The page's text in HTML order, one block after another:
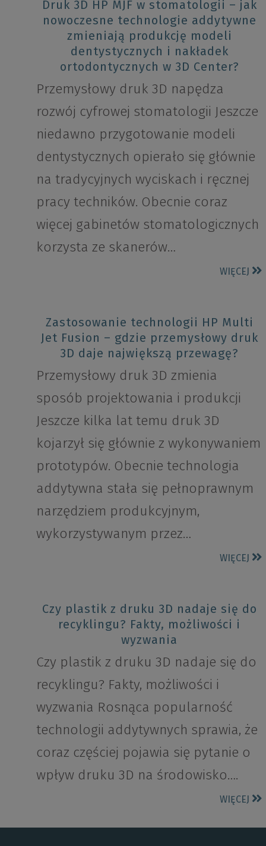
Druk 3D HP MJF w stomatologii – jak
nowoczesne technologie addytywne
zmieniają produkcję modeli
dentystycznych i nakładek
ortodontycznych w 3D Center?
Przemysłowy druk 3D napędza
rozwój cyfrowej stomatologii Jeszcze
niedawno przygotowanie modeli
dentystycznych opierało się głównie
na tradycyjnych wyciskach i ręcznej
pracy techników. Obecnie coraz
więcej gabinetów stomatologicznych
korzysta ze skanerów…
WIĘCEJ
Zastosowanie technologii HP Multi
Jet Fusion – gdzie przemysłowy druk
3D daje największą przewagę?
Przemysłowy druk 3D zmienia
sposób projektowania i produkcji
Jeszcze kilka lat temu druk 3D
kojarzył się głównie z wykonywaniem
prototypów. Obecnie technologia
addytywna stała się pełnoprawnym
narzędziem produkcyjnym,
wykorzystywanym przez…
WIĘCEJ
Czy plastik z druku 3D nadaje się do
recyklingu? Fakty, możliwości i
wyzwania
Czy plastik z druku 3D nadaje się do
recyklingu? Fakty, możliwości i
wyzwania Rosnąca popularność
technologii addytywnych sprawia, że
coraz częściej pojawia się pytanie o
wpływ druku 3D na środowisko….
WIĘCEJ